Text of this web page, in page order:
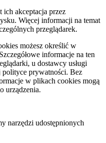
ich akceptacja przez
Więcej informacji na temat
przeglądarek.
możesz określić w
informacje na ten
u dostawcy usługi
polityce prywatności. Bez
w plikach cookies mogą
urządzenia.
narzędzi udostępnionych